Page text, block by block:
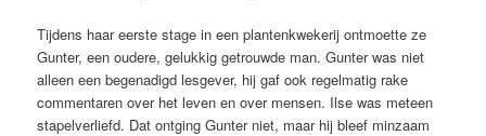
Tijdens haar eerste stage in een plantenkwekerij ontmoette ze
Gunter, een oudere, gelukkig getrouwde man. Gunter was niet
alleen een begenadigd lesgever, hij gaf ook regelmatig rake
commentaren over het leven en over mensen. Ilse was meteen
stapelverliefd. Dat ontging Gunter niet, maar hij bleef minzaam